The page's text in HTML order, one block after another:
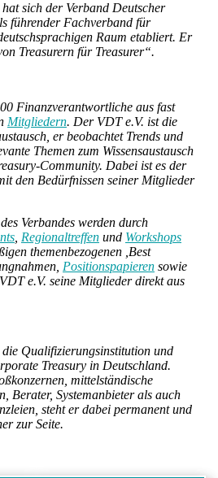
sich der Verband Deutscher
führender Fachverband für
Raum etabliert. Er
Treasurern für Treasurer“.
Finanzverantwortliche aus fast
Mitgliedern. Der VDT e.V. ist die
er beobachtet Trends und
Themen zum Wissensaustausch
Community. Dabei ist es der
den Bedürfnissen seiner Mitglieder
Verbandes werden durch
Regionaltreffen und Workshops
themenbezogenen ,Best
Positionspapieren sowie
e.V. seine Mitglieder direkt aus
Qualifizierungsinstitution und
Treasury in Deutschland.
mittelständische
Berater, Systemanbieter als auch
, steht er dabei permanent und
zur Seite.